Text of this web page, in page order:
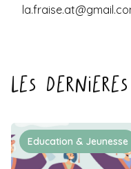
Les
Education & Jeunesse